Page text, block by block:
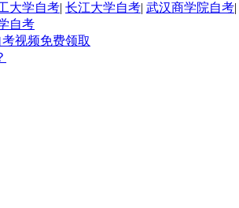
大学自考| 长江大学自考| 武汉商学院自考|
自考